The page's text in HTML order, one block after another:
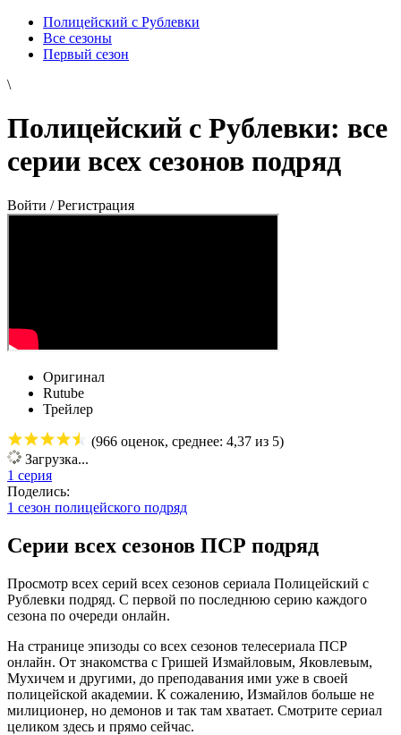
Полицейский с Рублевки
Все сезоны
Первый сезон
\
Полицейский с Рублевки: все
серии всех сезонов подряд
Войти / Регистрация
Оригинал
Rutube
Трейлер
(966 оценок, среднее: 4,37 из 5)
Загрузка...
1 серия
Поделись:
1 сезон полицейского подряд
Серии всех сезонов ПСР подряд
Просмотр всех серий всех сезонов сериала Полицейский с
Рублевки подряд. С первой по последнюю серию каждого
сезона по очереди онлайн.
На странице эпизоды со всех сезонов телесериала ПСР
онлайн. От знакомства с Гришей Измайловым, Яковлевым,
Мухичем и другими, до преподавания ими уже в своей
полицейской академии. К сожалению, Измайлов больше не
милиционер, но демонов и так там хватает. Смотрите сериал
целиком здесь и прямо сейчас.